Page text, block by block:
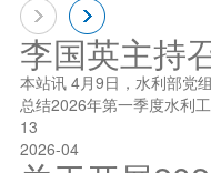
李国英主持
本站讯 4月9日，水利部党
总结2026年第一季度水利
13
2026-04